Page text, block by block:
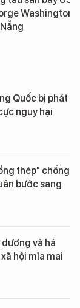
Washington
Quốc bị phát
nguy hại
thép" chống
bước sang
và há
hội mỉa mai